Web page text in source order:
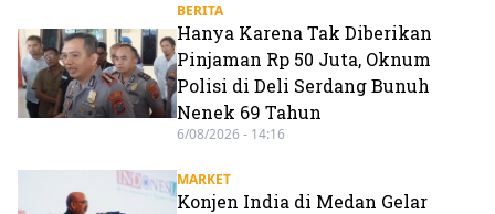
BERITA
Hanya Karena Tak Diberikan
Pinjaman Rp 50 Juta, Oknum
Polisi di Deli Serdang Bunuh
Nenek 69 Tahun
6/08/2026 - 14:16
MARKET
Konjen India di Medan Gelar